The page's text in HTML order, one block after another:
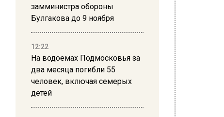
замминистра обороны
Булгакова до 9 ноября
12:22
На водоемах Подмосковья за
два месяца погибли 55
человек, включая семерых
детей